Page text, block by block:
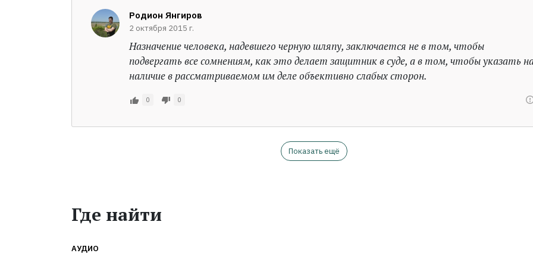
Родион Янгиров
2 октября 2015 г.
Назначение человека, надевшего черную шляпу, заключается не в том, чтобы
подвергать все сомнениям, как это делает защитник в суде, а в том, чтобы указать
наличие в рассматриваемом им деле объективно слабых сторон.
0 0
Показать ещё
Где найти
АУДИО